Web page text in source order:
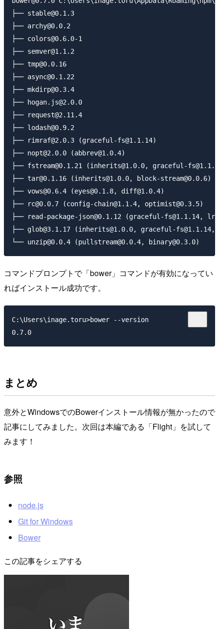
├── stable@0.1.3
├── archy@0.0.2
├── colors@0.6.0-1
├── semver@1.1.2
├── tmp@0.0.16
├── async@0.1.22
├── mkdirp@0.3.4
├── hogan.js@2.0.0
├── request@2.11.4
├── lodash@0.9.2
├── rimraf@2.0.3 (graceful-fs@1.1.14)
├── nopt@2.0.0 (abbrev@1.0.4)
├── fstream@0.1.21 (inherits@1.0.0, graceful-
├── tar@0.1.16 (inherits@1.0.0, block-stream@0.0.6)
├── vows@0.6.4 (eyes@0.1.8, diff@1.0.4)
├── rc@0.0.7 (config-chain@1.1.4, optimist@0.3.5)
├── read-package-json@0.1.12 (graceful-fs@1.1.14,
├── glob@3.1.17 (inherits@1.0.0, graceful-fs@1.1.14,
コマンドプロンプトで「bower」コマンドが有効になってい
ればインストール成功です。
C:\Users\inage.toru>bower --version
まとめ
意外とWindowsでのBowerインストール情報が無かったので
記事にしてみました。次回は本編である「Flight」を試して
みます！
参照
node.js
Git for Windows
Bower
この記事をシェアする